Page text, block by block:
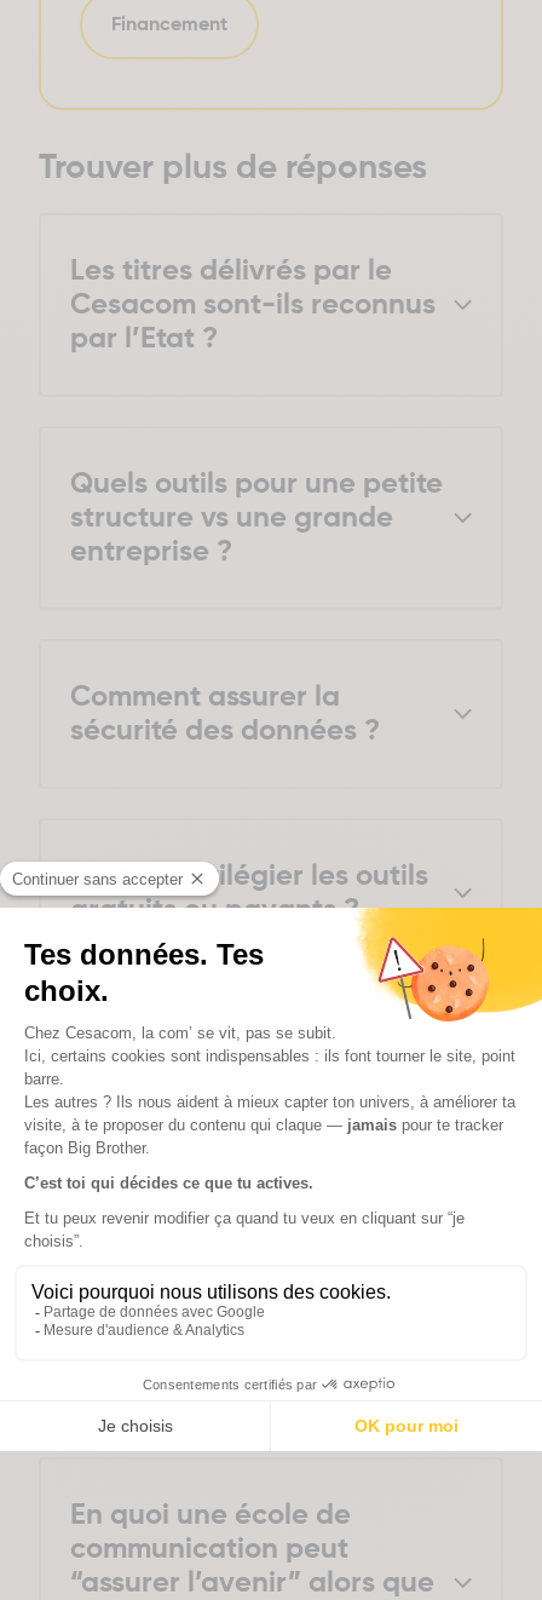
Financement
Trouver plus de réponses
Les titres délivrés par le
Cesacom sont-ils reconnus
par l’Etat ?
Chargé de
Communication
Quels outils pour une petite
structure vs une grande
entreprise ?
Comment assurer la
sécurité des données ?
Faut-il privilégier les outils
gratuits ou payants ?
Lesgratuits sont utiles pour commencer,
mais les versions payantes offrent plus de
L’IA générative va-t-elle
remplacer les métiers de la
communication ?
qui prouve qu’un étudiant
est opérationnel à la sortie
En quoi une école de
communication peut
“assurer l’avenir” alors que